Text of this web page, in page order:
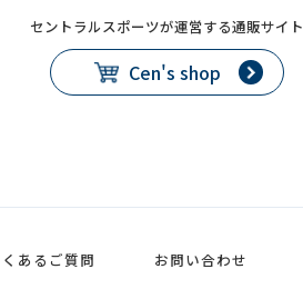
セントラルスポーツが運営する通販サイト
Cen's shop
あるご質問 お問い合わせ